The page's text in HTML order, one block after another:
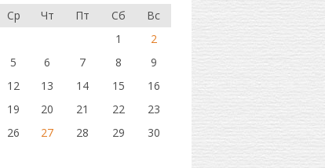
Ср Чт Пт Сб
Вс
1
2
5 6 7 8
9
12 13 14 15
16
19 20 21 22
23
26 27 28 29
30